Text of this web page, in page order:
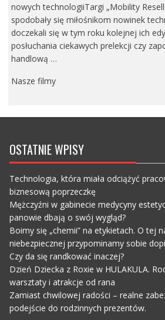
nowych technologiiTargi „Mobility
spodobały się miłośnikom nowinek
doczekali się w tym roku kolejnej ich
posłuchania ciekawych prelekcji czy
handlową …
Nasze filmy
OSTATNIE WPISY
Technologia, która miała odciążyć
biznesową poprzeczkę
Mężczyźni w gabinecie medycyny
panowie dbają o swój wygląd?
Boimy się „chemii” na etykietach. O tej
niebezpiecznej przypominamy sobie
Czy da się randkować inaczej?
Dzień Dziecka z Roxie w HULAKULA.
warsztaty i atrakcje od rana
Zamiast chwilowej radości – realne
podejście do rodzinnych prezentów.